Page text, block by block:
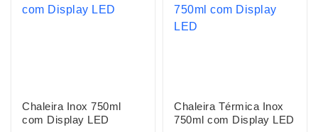
Chaleira Inox 750ml
com Display LED
Chaleira Térmica Inox
750ml com Display LED